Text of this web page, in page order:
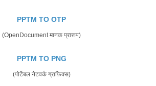
PPTM TO OTP
(OpenDocument मानक प्रारूप)
PPTM TO PNG
(पोर्टेबल नेटवर्क ग्राफ़िक्स)